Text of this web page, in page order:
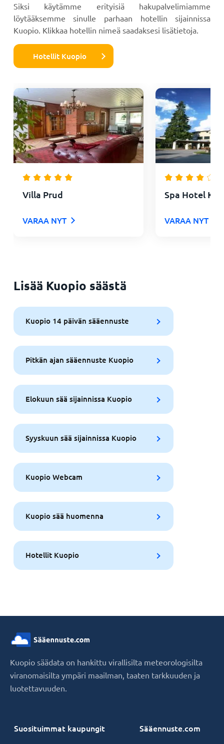
Siksi käytämme erityisiä hakupalvelimiamme
löytääksemme sinulle parhaan hotellin sijainnissa
Kuopio. Klikkaa hotellin nimeä saadaksesi lisätietoja.
Hotellit Kuopio
Villa Prud
VARAA NYT
Spa Hotel
VARAA NYT
Lisää Kuopio säästä
Kuopio 14 päivän sääennuste
Pitkän ajan sääennuste Kuopio
Elokuun sää sijainnissa Kuopio
Syyskuun sää sijainnissa Kuopio
Kuopio Webcam
Kuopio sää huomenna
Hotellit Kuopio
Kuopio säädata on hankittu virallisilta meteorologisilta
viranomaisilta ympäri maailman, taaten tarkkuuden ja
luotettavuuden.
Suosituimmat kaupungit Sääennuste.com